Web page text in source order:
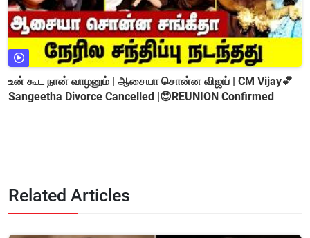
உன் கூட நான் வாழனும் | ஆசையா சொன்ன விஜய் | CM Vijay💕
Sangeetha Divorce Cancelled |😍REUNION Confirmed
Related Articles